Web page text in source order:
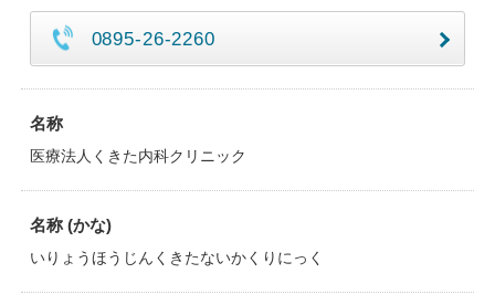
0895-26-2260
名称
医療法人くきた内科クリニック
名称 (かな)
いりょうほうじんくきたないかくりにっく